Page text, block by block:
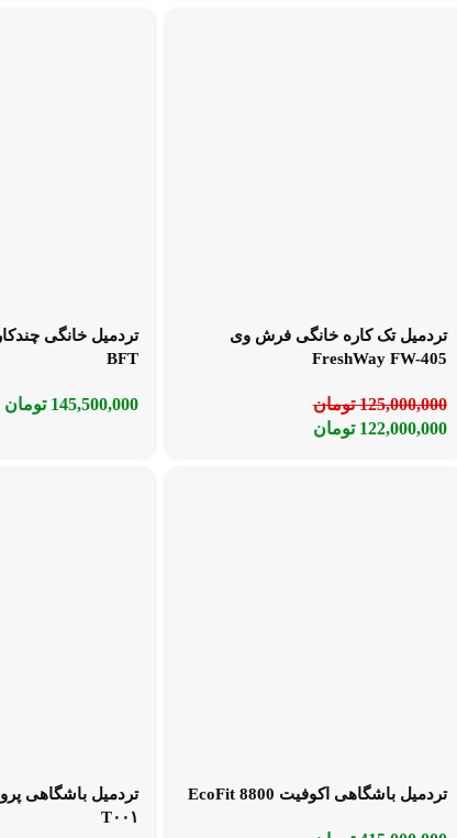
تردمیل تک کاره خانگی فرش وی
FreshWay FW-405
125,000,000 تومان
122,000,000 تومان
BFT
145,500,000 تومان
تردمیل باشگاهی اکوفیت EcoFit 8800
T۰۰۱